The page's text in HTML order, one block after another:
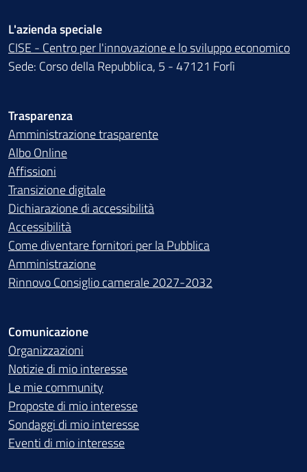
L'azienda speciale
CISE - Centro per l'innovazione e lo sviluppo economico
Sede: Corso della Repubblica, 5 - 47121 Forlì
Trasparenza
Amministrazione trasparente
Albo Online
Affissioni
Transizione digitale
Dichiarazione di accessibilità
Accessibilità
Come diventare fornitori per la Pubblica
Amministrazione
Rinnovo Consiglio camerale 2027-2032
Comunicazione
Organizzazioni
Notizie di mio interesse
Le mie community
Proposte di mio interesse
Sondaggi di mio interesse
Eventi di mio interesse